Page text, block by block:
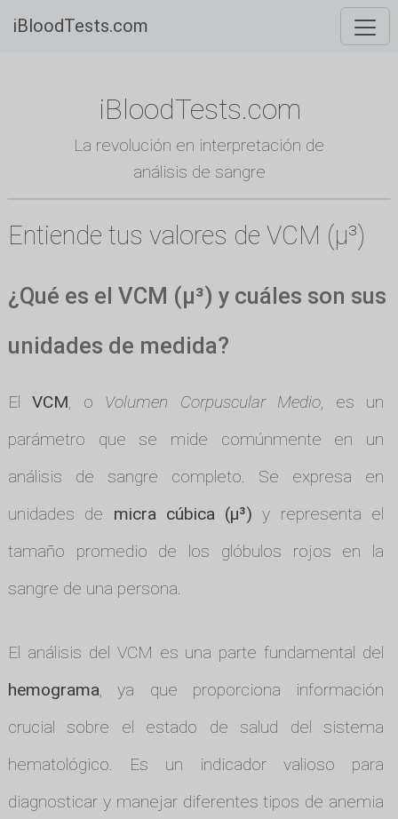
iBloodTests.com
iBloodTests.com
La revolución en interpretación de
análisis de sangre
Entiende tus valores de VCM (µ³)
¿Qué es el VCM (µ³) y cuáles son sus
unidades de medida?
ElVCM, o Volumen Corpuscular Medio, es un
parámetro que se mide comúnmente en un
análisis de sangre completo. Se expresa en
unidades de micra cúbica (µ³) y representa el
tamaño promedio de los glóbulos rojos en la
sangre de una persona.
El análisis del VCM es una parte fundamental del
hemograma, ya que proporciona información
crucial sobre el estado de salud del sistema
hematológico. Es un indicador valioso para
diagnosticar y manejar diferentes tipos de anemia